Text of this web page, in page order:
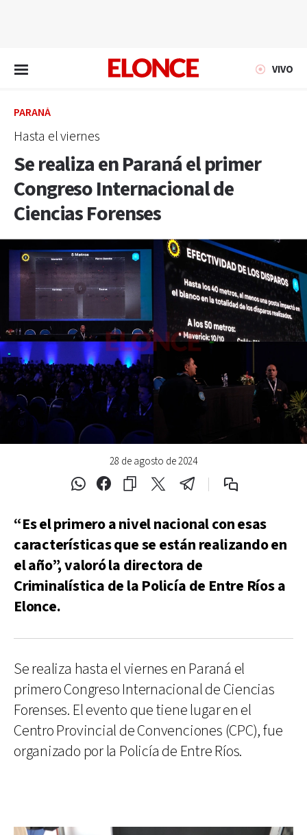
VIVO
PARANÁ
Hasta el viernes
Se realiza en Paraná el primer
Congreso Internacional de
Ciencias Forenses
28 de agosto de 2024
“Es el primero a nivel nacional con esas
características que se están realizando en
el año”, valoró la directora de
Criminalística de la Policía de Entre Ríos a
Elonce.
Se realiza hasta el viernes en Paraná el
primero Congreso Internacional de Ciencias
Forenses. El evento que tiene lugar en el
Centro Provincial de Convenciones (CPC), fue
organizado por la Policía de Entre Ríos.